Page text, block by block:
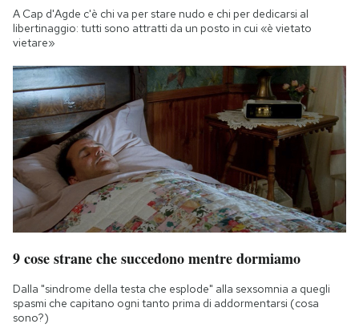
A Cap d'Agde c'è chi va per stare nudo e chi per dedicarsi al
libertinaggio: tutti sono attratti da un posto in cui «è vietato
vietare»
9 cose strane che succedono mentre dormiamo
Dalla "sindrome della testa che esplode" alla sexsomnia a quegli
spasmi che capitano ogni tanto prima di addormentarsi (cosa
sono?)